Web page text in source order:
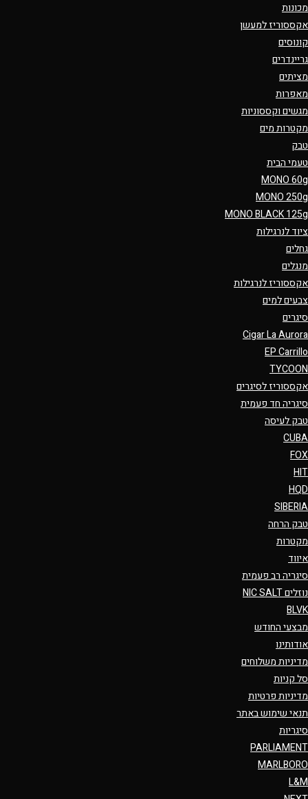
מכונות
אקססוריז למעשן
קונוסים
גריינדרים
מציתים
מאפרות
מגשים וקססוניות
מקטרות מים
טבק
טעמי הבית
MONO 60g
MONO 250g
MONO BLACK 125g
ציוד לנרגילות
גחלים
מנגלים
אקססוריז לנרגילות
צבעים למים
סיגרים
Cigar La Aurora
EP Carrillo
TYCOON
אקססוריז לסיגרים
סיגריה חד פעמית
טבק לעיסה
CUBA
FOX
HIT
HQD
SIBERIA
טבק הרחה
מקטרות
איווד
סיגריה רב פעמית
נוזלים NIC SALT
BLVK
מבצעי החודש
אודותינו
מדיניות משלוחים
סל קניות
מדיניות פרטיות
תנאי שימוש באתר
סיגריות
PARLIAMENT
MARLBORO
L&M